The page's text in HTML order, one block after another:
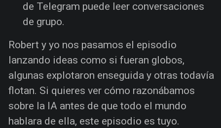
de Telegram puede leer conversaciones
de grupo.
Robert y yo nos pasamos el episodio
lanzando ideas como si fueran globos,
algunas explotaron enseguida y otras todavía
flotan. Si quieres ver cómo razonábamos
sobre la IA antes de que todo el mundo
hablara de ella, este episodio es tuyo.